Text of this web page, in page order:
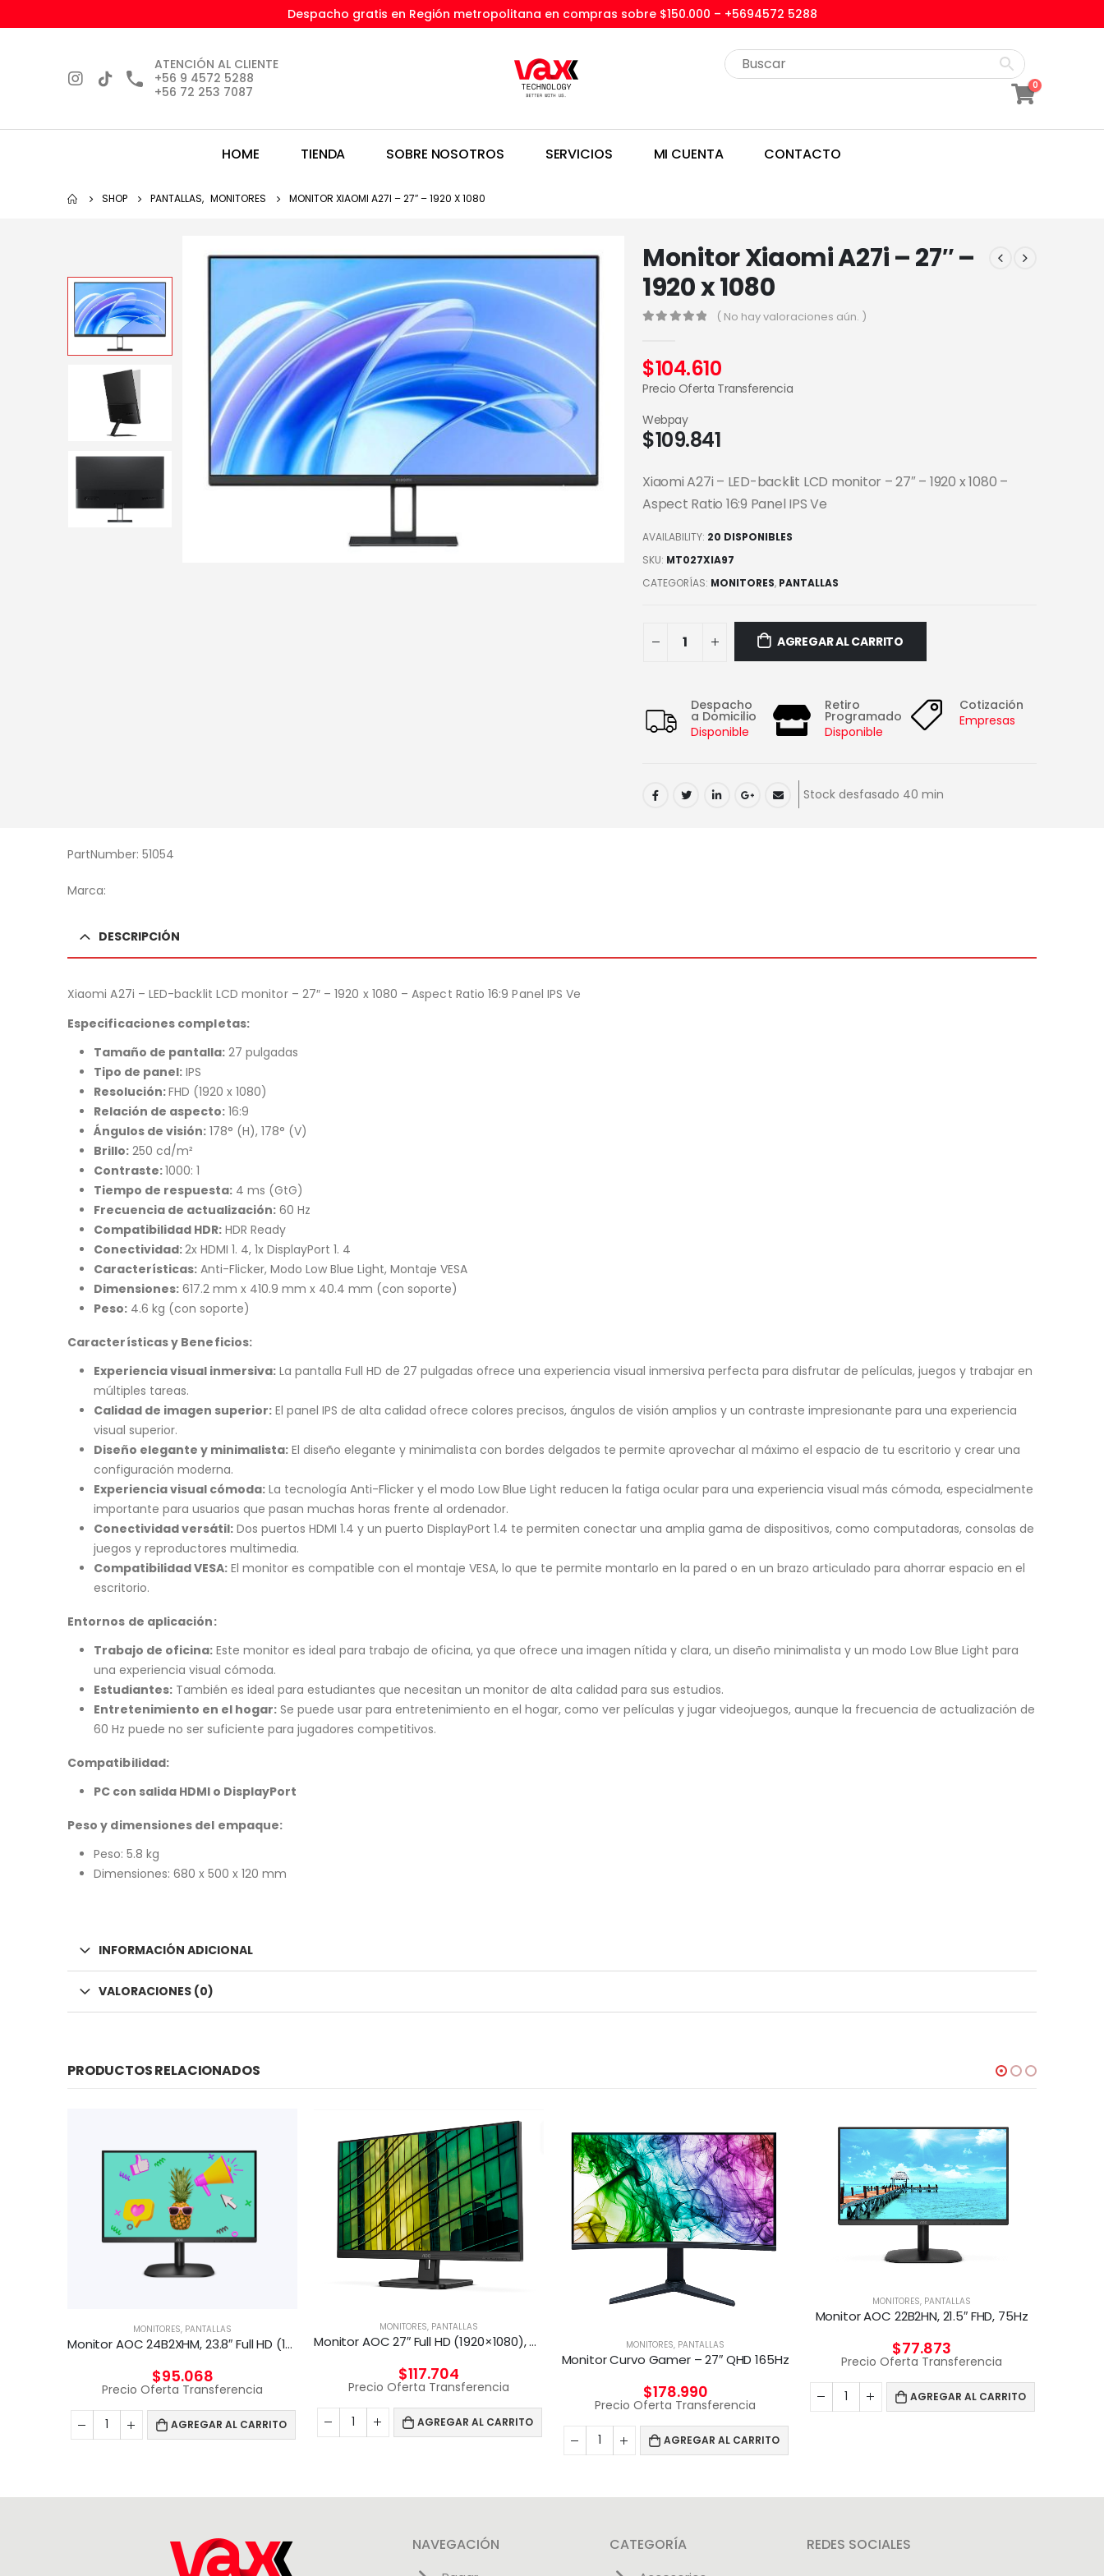
Despacho gratis en Región metropolitana en compras sobre $150.000 – +5694572 5288
ATENCIÓN AL CLIENTE
+56 9 4572 5288
+56 72 253 7087
0
HOME TIENDA SOBRE NOSOTROS SERVICIOS MI CUENTA CONTACTO
SHOP PANTALLAS, MONITORES MONITOR XIAOMI A27I – 27″ – 1920 X 1080
Monitor Xiaomi A27i – 27″ –
1920 x 1080
( No hay valoraciones aún. )
$104.610
Precio Oferta Transferencia
$109.841
Webpay
Xiaomi A27i – LED-backlit LCD monitor – 27″ – 1920 x 1080 –
Aspect Ratio 16:9 Panel IPS Ve
AVAILABILITY: 20 DISPONIBLES
SKU: MT027XIA97
CATEGORÍAS: MONITORES, PANTALLAS
AGREGAR AL CARRITO
Despacho
a Domicilio
Disponible
Retiro
Programado
Disponible
Cotización
Empresas
Stock desfasado 40 min
PartNumber: 51054
Marca:
DESCRIPCIÓN
Xiaomi A27i – LED-backlit LCD monitor – 27″ – 1920 x 1080 – Aspect Ratio 16:9 Panel IPS Ve
Especificaciones completas:
Tamaño de pantalla: 27 pulgadas
Tipo de panel: IPS
Resolución:FHD (1920 x 1080)
Relación de aspecto: 16:9
Ángulos de visión: 178° (H), 178° (V)
Brillo: 250 cd/m²
Contraste:1000: 1
Tiempo de respuesta: 4 ms (GtG)
Frecuencia de actualización: 60 Hz
Compatibilidad HDR: HDR Ready
Conectividad:2x HDMI 1. 4, 1x DisplayPort 1. 4
Características: Anti-Flicker, Modo Low Blue Light, Montaje VESA
Dimensiones: 617.2 mm x 410.9 mm x 40.4 mm (con soporte)
Peso: 4.6 kg (con soporte)
Características y Beneficios:
Experiencia visual inmersiva: La pantalla Full HD de 27 pulgadas ofrece una experiencia visual inmersiva perfecta para disfrutar de películas, juegos y trabajar en
múltiples tareas.
Calidad de imagen superior: El panel IPS de alta calidad ofrece colores precisos, ángulos de visión amplios y un contraste impresionante para una experiencia
visual superior.
Diseño elegante y minimalista: El diseño elegante y minimalista con bordes delgados te permite aprovechar al máximo el espacio de tu escritorio y crear una
configuración moderna.
Experiencia visual cómoda: La tecnología Anti-Flicker y el modo Low Blue Light reducen la fatiga ocular para una experiencia visual más cómoda, especialmente
importante para usuarios que pasan muchas horas frente al ordenador.
Conectividad versátil: Dos puertos HDMI 1.4 y un puerto DisplayPort 1.4 te permiten conectar una amplia gama de dispositivos, como computadoras, consolas de
juegos y reproductores multimedia.
Compatibilidad VESA: El monitor es compatible con el montaje VESA, lo que te permite montarlo en la pared o en un brazo articulado para ahorrar espacio en el
escritorio.
Entornos de aplicación:
Trabajo de oficina: Este monitor es ideal para trabajo de oficina, ya que ofrece una imagen nítida y clara, un diseño minimalista y un modo Low Blue Light para
una experiencia visual cómoda.
Estudiantes: También es ideal para estudiantes que necesitan un monitor de alta calidad para sus estudios.
Entretenimiento en el hogar: Se puede usar para entretenimiento en el hogar, como ver películas y jugar videojuegos, aunque la frecuencia de actualización de
60 Hz puede no ser suficiente para jugadores competitivos.
Compatibilidad:
PC con salida HDMI o DisplayPort
Peso y dimensiones del empaque:
Peso: 5.8 kg
Dimensiones: 680 x 500 x 120 mm
INFORMACIÓN ADICIONAL
VALORACIONES (0)
PRODUCTOS RELACIONADOS
MONITORES, PANTALLAS
Monitor AOC 24B2XHM, 23.8″ Full HD (1920×1080), 75Hz
$95.068
Precio Oferta Transferencia
AGREGAR AL CARRITO
MONITORES, PANTALLAS
Monitor AOC 27″ Full HD (1920×1080), 75Hz, HDMI/VGA
$117.704
Precio Oferta Transferencia
AGREGAR AL CARRITO
MONITORES, PANTALLAS
Monitor Curvo Gamer – 27″ QHD 165Hz
$178.990
Precio Oferta Transferencia
AGREGAR AL CARRITO
MONITORES, PANTALLAS
Monitor AOC 22B2HN, 21.5″ FHD, 75Hz
$77.873
Precio Oferta Transferencia
AGREGAR AL CARRITO
NAVEGACIÓN CATEGORÍA REDES SOCIALES